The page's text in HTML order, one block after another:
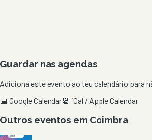
Guardar nas agendas
Adiciona este evento ao teu calendário para
📅 Google Calendar📆 iCal / Apple Calendar
Outros eventos em Coimbra